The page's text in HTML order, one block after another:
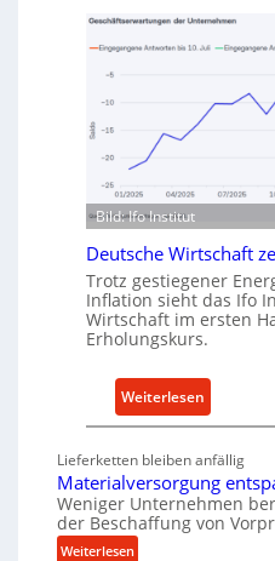
I
r
i
e
-
s
t
z
t
t
h
d
e
ü
r
n
a
c
h
a
t
i
g
e
W
Bild: Ifo Institut
Deutsche Wirtschaft
Trotz gestiegener
Inflation sieht das Ifo
Wirtschaft im ersten
Erholungskurs.
Weiterlesen
D
u
t
s
Lieferketten bleiben anfällig
Materialversorgung
Weniger Unternehmen
der Beschaffung von
Weiterlesen: